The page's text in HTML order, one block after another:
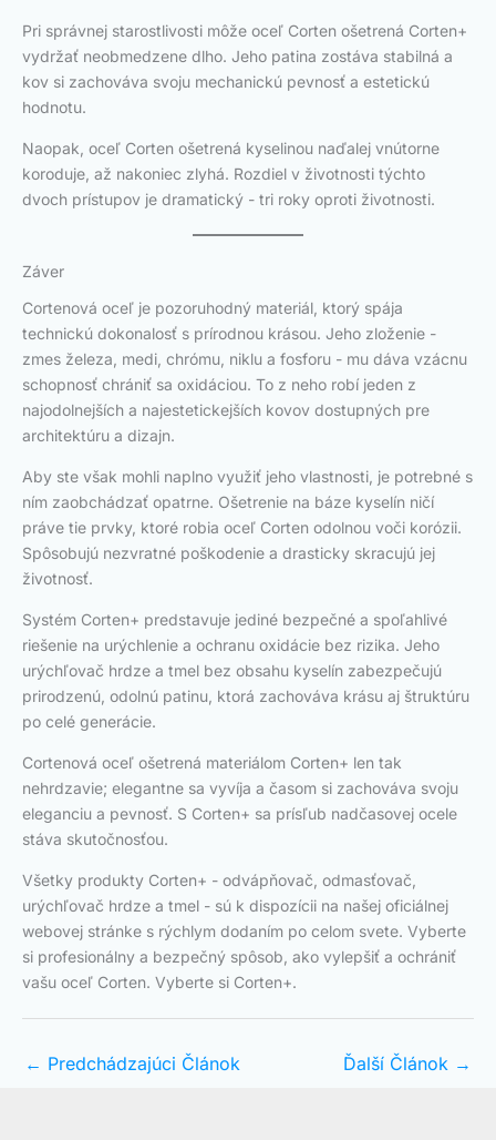
Pri správnej starostlivosti môže oceľ Corten ošetrená Corten+
vydržať neobmedzene dlho. Jeho patina zostáva stabilná a
kov si zachováva svoju mechanickú pevnosť a estetickú
hodnotu.
Naopak, oceľ Corten ošetrená kyselinou naďalej vnútorne
koroduje, až nakoniec zlyhá. Rozdiel v životnosti týchto
dvoch prístupov je dramatický - tri roky oproti životnosti.
Záver
Cortenová oceľ je pozoruhodný materiál, ktorý spája
technickú dokonalosť s prírodnou krásou. Jeho zloženie -
zmes železa, medi, chrómu, niklu a fosforu - mu dáva vzácnu
schopnosť chrániť sa oxidáciou. To z neho robí jeden z
najodolnejších a najestetickejších kovov dostupných pre
architektúru a dizajn.
Aby ste však mohli naplno využiť jeho vlastnosti, je potrebné s
ním zaobchádzať opatrne. Ošetrenie na báze kyselín ničí
práve tie prvky, ktoré robia oceľ Corten odolnou voči korózii.
Spôsobujú nezvratné poškodenie a drasticky skracujú jej
životnosť.
Systém Corten+ predstavuje jediné bezpečné a spoľahlivé
riešenie na urýchlenie a ochranu oxidácie bez rizika. Jeho
urýchľovač hrdze a tmel bez obsahu kyselín zabezpečujú
prirodzenú, odolnú patinu, ktorá zachováva krásu aj štruktúru
po celé generácie.
Cortenová oceľ ošetrená materiálom Corten+ len tak
nehrdzavie; elegantne sa vyvíja a časom si zachováva svoju
eleganciu a pevnosť. S Corten+ sa prísľub nadčasovej ocele
stáva skutočnosťou.
Všetky produkty Corten+ - odvápňovač, odmasťovač,
urýchľovač hrdze a tmel - sú k dispozícii na našej oficiálnej
webovej stránke s rýchlym dodaním po celom svete. Vyberte
si profesionálny a bezpečný spôsob, ako vylepšiť a ochrániť
vašu oceľ Corten. Vyberte si Corten+.
← Predchádzajúci Článok Ďalší Článok →